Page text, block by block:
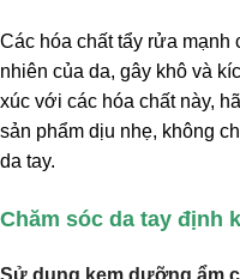
Các hóa chất tẩy rửa
nhiên của da, gây khô và
xúc với các hóa chất này,
sản phẩm dịu nhẹ, không
da tay.
Chăm sóc da tay định